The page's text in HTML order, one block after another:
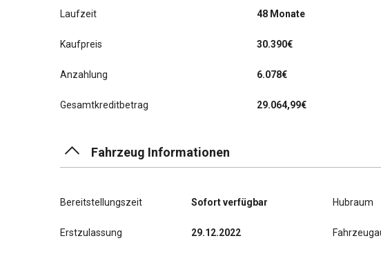
Laufzeit 48 Monate
Kaufpreis 30.390€
Anzahlung 6.078€
Gesamtkreditbetrag 29.064,99€
Fahrzeug Informationen
Bereitstellungszeit Sofort verfügbar
Erstzulassung 29.12.2022
Hubraum